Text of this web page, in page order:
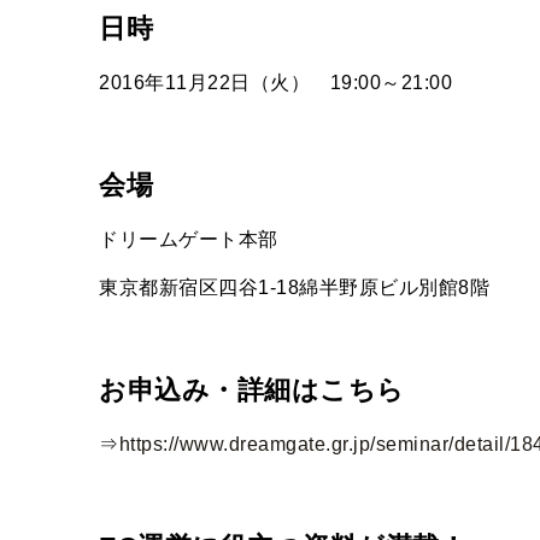
日時
2016年11月22日（火） 19:00～21:00
会場
ドリームゲート本部
東京都新宿区四谷1-18綿半野原ビル別館8階
お申込み・詳細はこちら
⇒ https://www.dreamgate.gr.jp/seminar/detail/